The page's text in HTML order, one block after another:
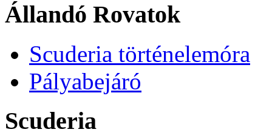
Állandó Rovatok
Scuderia történelemóra
Pályabejáró
Scuderia